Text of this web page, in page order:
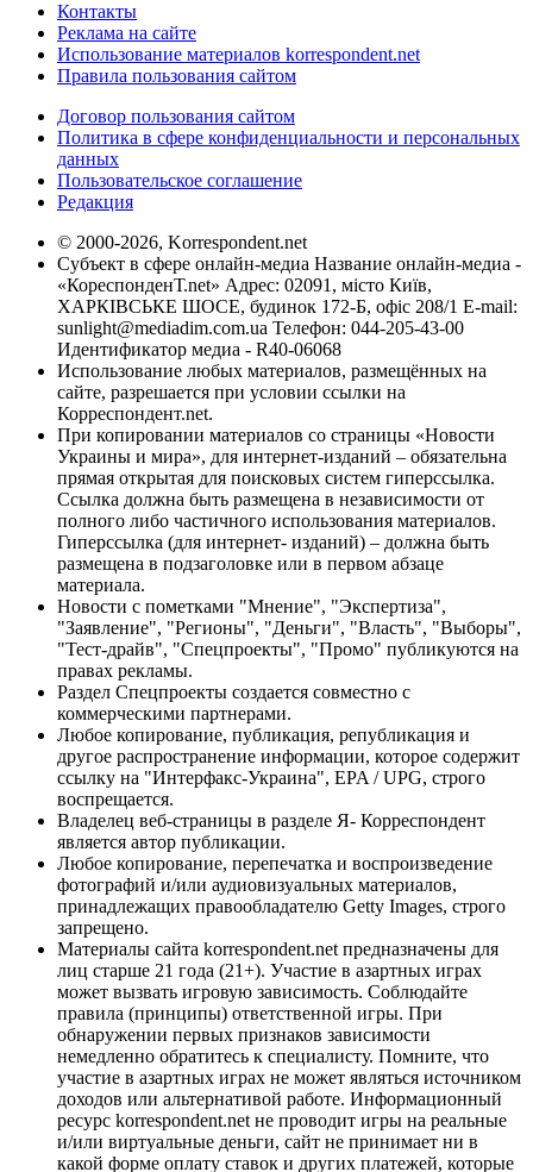
Контакты
Реклама на сайте
Использование материалов korrespondent.net
Правила пользования сайтом
Договор пользования сайтом
Политика в сфере конфиденциальности и персональных
данных
Пользовательское соглашение
Редакция
© 2000-2026, Korrespondent.net
Субъект в сфере онлайн-медиа Название онлайн-медиа -
«КореспонденТ.net» Адрес: 02091, місто Київ,
ХАРКІВСЬКЕ ШОСЕ, будинок 172-Б, офіс 208/1 E-mail:
sunlight@mediadim.com.ua Телефон: 044-205-43-00
Идентификатор медиа - R40-06068
Использование любых материалов, размещённых на
сайте, разрешается при условии ссылки на
Корреспондент.net.
При копировании материалов со страницы «Новости
Украины и мира», для интернет-изданий – обязательна
прямая открытая для поисковых систем гиперссылка.
Ссылка должна быть размещена в независимости от
полного либо частичного использования материалов.
Гиперссылка (для интернет- изданий) – должна быть
размещена в подзаголовке или в первом абзаце
материала.
Новости с пометками "Мнение", "Экспертиза",
"Заявление", "Регионы", "Деньги", "Власть", "Выборы",
"Тест-драйв", "Спецпроекты", "Промо" публикуются на
правах рекламы.
Раздел Спецпроекты создается совместно с
коммерческими партнерами.
Любое копирование, публикация, републикация и
другое распространение информации, которое содержит
ссылку на "Интерфакс-Украина", EPA / UPG, строго
воспрещается.
Владелец веб-страницы в разделе Я- Корреспондент
является автор публикации.
Любое копирование, перепечатка и воспроизведение
фотографий и/или аудиовизуальных материалов,
принадлежащих правообладателю Getty Images, строго
запрещено.
Материалы сайта korrespondent.net предназначены для
лиц старше 21 года (21+). Участие в азартных играх
может вызвать игровую зависимость. Соблюдайте
правила (принципы) ответственной игры. При
обнаружении первых признаков зависимости
немедленно обратитесь к специалисту. Помните, что
участие в азартных играх не может являться источником
доходов или альтернативой работе. Информационный
ресурс korrespondent.net не проводит игры на реальные
и/или виртуальные деньги, сайт не принимает ни в
какой форме оплату ставок и других платежей, которые